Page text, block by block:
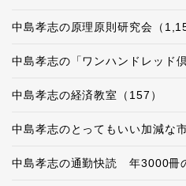
中島孝志の原理原則研究会（
中島孝志の「ワンハンドレッド
中島孝志の経済教室（157）
中島孝志のとってもいい加減な
中島孝志の通勤快読 年3000冊